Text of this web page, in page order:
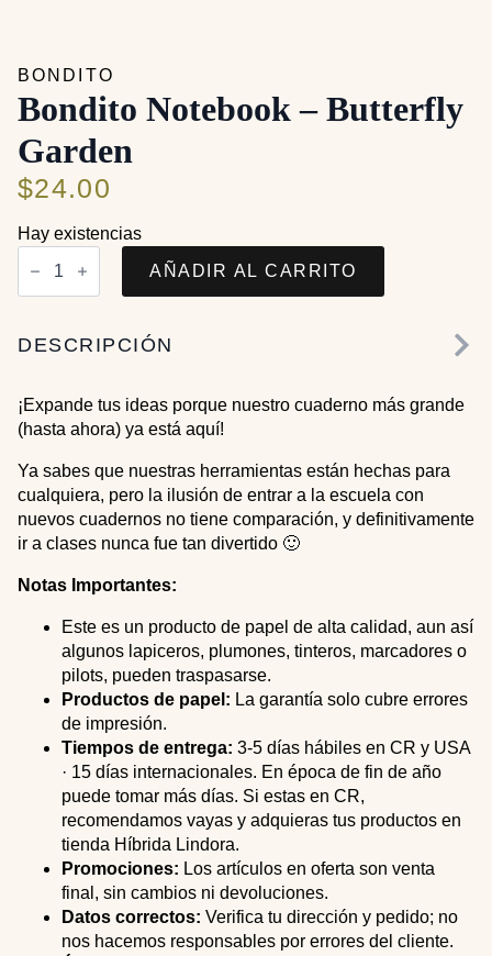
BONDITO
Bondito Notebook – Butterfly
Garden
$24.00
Hay existencias
Bondito
Notebook
cantidad
AÑADIR AL CARRITO
DESCRIPCIÓN
¡Expande tus ideas porque nuestro cuaderno más grande
(hasta ahora) ya está aquí!
Ya sabes que nuestras herramientas están hechas para
cualquiera, pero la ilusión de entrar a la escuela con
nuevos cuadernos no tiene comparación, y definitivamente
ir a clases nunca fue tan divertido 🙂
Notas Importantes:
Este es un producto de papel de alta calidad, aun así
algunos lapiceros, plumones, tinteros, marcadores o
pilots, pueden traspasarse.
Productos de papel: La garantía solo cubre errores
de impresión.
Tiempos de entrega: 3-5 días hábiles en CR y USA
· 15 días internacionales. En época de fin de año
puede tomar más días. Si estas en CR,
recomendamos vayas y adquieras tus productos en
tienda Híbrida Lindora.
Promociones: Los artículos en oferta son venta
final, sin cambios ni devoluciones.
Datos correctos: Verifica tu dirección y pedido; no
nos hacemos responsables por errores del cliente.